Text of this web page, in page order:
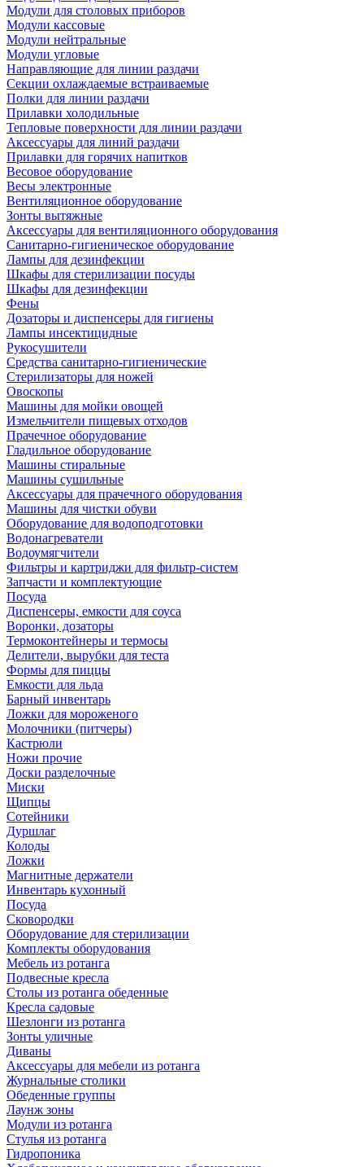
Модули для столовых приборов
Модули кассовые
Модули нейтральные
Модули угловые
Направляющие для линии раздачи
Секции охлаждаемые встраиваемые
Полки для линии раздачи
Прилавки холодильные
Тепловые поверхности для линии раздачи
Аксессуары для линий раздачи
Прилавки для горячих напитков
Весовое оборудование
Весы электронные
Вентиляционное оборудование
Зонты вытяжные
Аксессуары для вентиляционного оборудования
Санитарно-гигиеническое оборудование
Лампы для дезинфекции
Шкафы для стерилизации посуды
Шкафы для дезинфекции
Фены
Дозаторы и диспенсеры для гигиены
Лампы инсектицидные
Рукосушители
Средства санитарно-гигиенические
Стерилизаторы для ножей
Овоскопы
Машины для мойки овощей
Измельчители пищевых отходов
Прачечное оборудование
Гладильное оборудование
Машины стиральные
Машины сушильные
Аксессуары для прачечного оборудования
Машины для чистки обуви
Оборудование для водоподготовки
Водонагреватели
Водоумягчители
Фильтры и картриджи для фильтр-систем
Запчасти и комплектующие
Посуда
Диспенсеры, емкости для соуса
Воронки, дозаторы
Термоконтейнеры и термосы
Делители, вырубки для теста
Формы для пиццы
Емкости для льда
Барный инвентарь
Ложки для мороженого
Молочники (питчеры)
Кастрюли
Ножи прочие
Доски разделочные
Миски
Щипцы
Сотейники
Дуршлаг
Колоды
Ложки
Магнитные держатели
Инвентарь кухонный
Посуда
Сковородки
Оборудование для стерилизации
Комплекты оборудования
Мебель из ротанга
Подвесные кресла
Столы из ротанга обеденные
Кресла садовые
Шезлонги из ротанга
Зонты уличные
Диваны
Аксессуары для мебели из ротанга
Журнальные столики
Обеденные группы
Лаунж зоны
Модули из ротанга
Стулья из ротанга
Гидропоника